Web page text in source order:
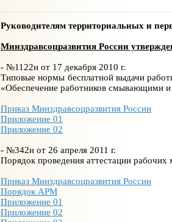
Руководителям территориальных и
Минздравсоцразвития России
- №1122н от 17 декабря 2010 г.
Типовые нормы бесплатной выдачи
«Обеспечение работников смывающими
Приказ Минздравсоцразвития России
Приложение 01
Приложение 02
- №342н от 26 апреля 2011 г.
Порядок проведения аттестации рабочих
Приказ Минздравсоцразвития России
Порядок АРМ
Приложение 01
Приложение 02